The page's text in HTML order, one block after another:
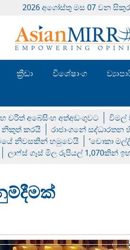
2026 අගෝස්‍තු මස 07 වන
ක්‍රීඩා විශේෂාංග
චරිත් අබේසිංහ අත්අඩංගුවට
විමල්
නිකුත් කරයි
රාජාංගනේ සද්ධාරතන
නිවසකින් හමුවෙයි
‘චොකා
ලාෆ්ස් ගෑස් මිල රුපියල් 1,070කින්